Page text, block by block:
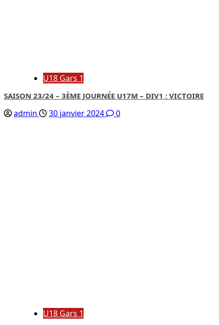
U18 Gars 1
SAISON 23/24 – 3ÈME JOURNÉE U17M – DIV1 : VICTOIRE
admin 30 janvier 2024 0
U18 Gars 1